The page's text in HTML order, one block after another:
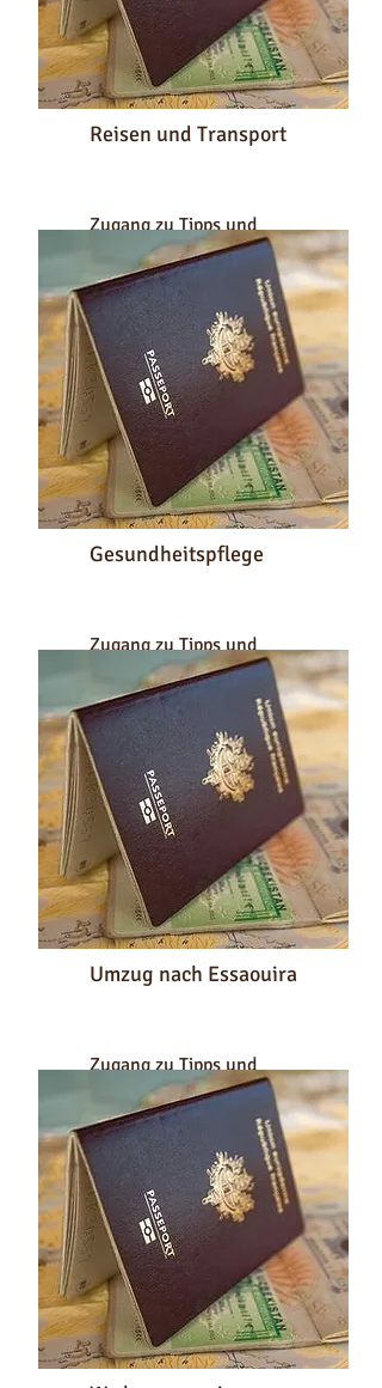
Reisen und Transport
Zugang zu Tipps und
Ratschlägen
Gesundheitspflege
Zugang zu Tipps und
Ratschlägen
Umzug nach Essaouira
Zugang zu Tipps und
Ratschlägen